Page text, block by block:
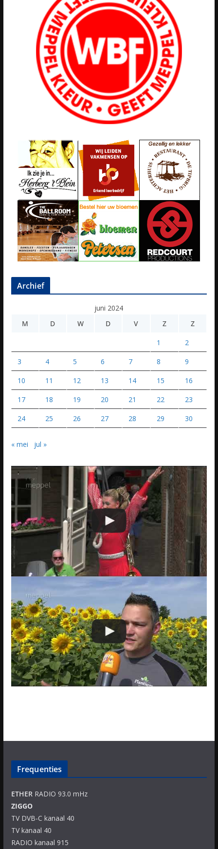
Archief
juni 2024
M
D W D V Z Z
1 2
3 4 5 6 7 8 9
10 11 12 13 14 15 16
17 18 19 20 21 22 23
24 25 26 27 28 29 30
« mei jul »
Frequenties
ETHERRADIO 93.0 mHz
ZIGGO
TV DVB-C kanaal 40
TV kanaal 40
RADIO kanaal 915